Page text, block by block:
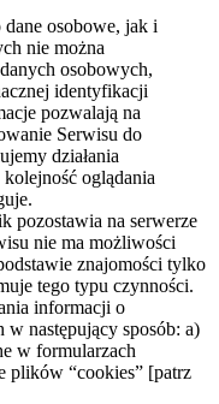
osobowe, jak i
nie można
osobowych,
identyfikacji
pozwalają na
Serwisu do
działania
oglądania
pozostawia na serwerze
nie ma możliwości
znajomości tylko
tego typu czynności.
informacji o
następujący sposób: a)
w formularzach
plików “cookies” [patrz